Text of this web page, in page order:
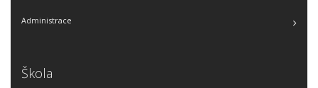
Administrace
Škola